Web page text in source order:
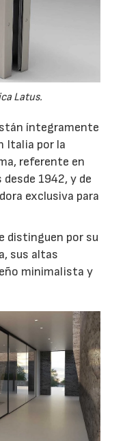
Latus.
íntegramente
Italia por la
referente en
1942, y de
exclusiva para
distinguen por su
sus altas
minimalista y